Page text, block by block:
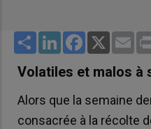
Share LinkedInFacebook
X
Volatiles et malos à
Alors que la semaine
consacrée à la récolte